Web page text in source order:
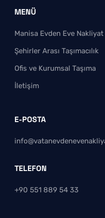
MENÜ
Manisa Evden Eve Nakliyat
Şehirler Arası Taşımacılık
Ofis ve Kurumsal Taşıma
İletişim
E-POSTA
TELEFON
+90 551 889 54 33